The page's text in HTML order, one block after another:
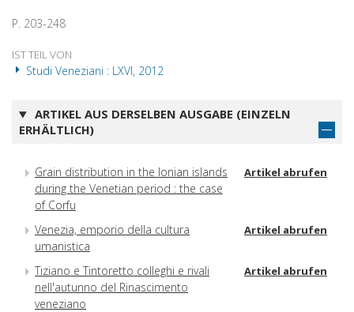
P. 203-248
IST TEIL VON
Studi Veneziani : LXVI, 2012
ARTIKEL AUS DERSELBEN AUSGABE (EINZELN
ERHÄLTLICH)
Grain distribution in the Ionian islands
during the Venetian period : the case
of Corfu
Artikel abrufen
Venezia, emporio della cultura
umanistica
Artikel abrufen
Tiziano e Tintoretto colleghi e rivali
nell'autunno del Rinascimento
veneziano
Artikel abrufen